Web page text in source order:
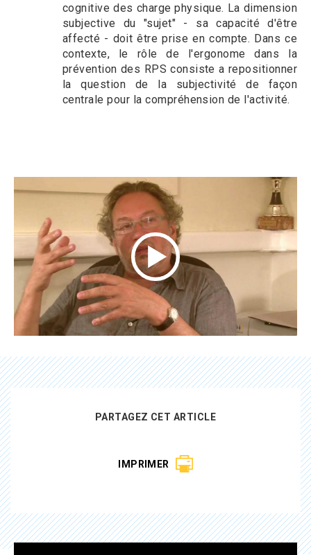
cognitive des charge physique. La dimension
subjective du "sujet" - sa capacité d'être
affecté - doit être prise en compte. Dans ce
contexte, le rôle de l'ergonome dans la
prévention des RPS consiste a repositionner
la question de la subjectivité de façon
centrale pour la compréhension de l'activité.
PARTAGEZ CET ARTICLE
IMPRIMER